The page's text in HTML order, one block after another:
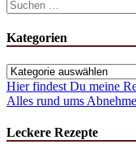
nach:
Kategorien
Kategorien
Hier findest Du meine
Alles rund ums
Leckere Rezepte